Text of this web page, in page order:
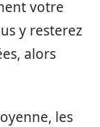
votre
y resterez
alors
les